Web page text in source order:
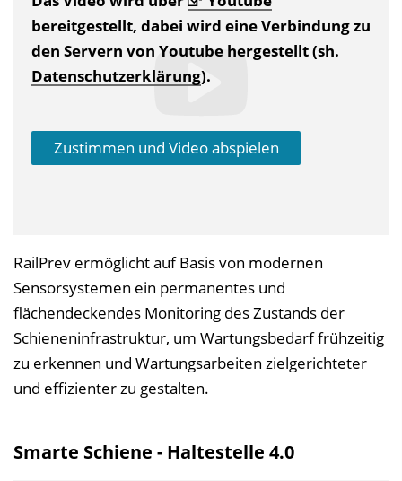
bereitgestellt, dabei wird eine Verbindung zu
den Servern von Youtube hergestellt (sh.
Datenschutzerklärung).
Zustimmen und Video abspielen
RailPrev ermöglicht auf Basis von modernen
Sensorsystemen ein permanentes und
flächendeckendes Monitoring des Zustands der
Schieneninfrastruktur, um Wartungsbedarf frühzeitig
zu erkennen und Wartungsarbeiten zielgerichteter
und effizienter zu gestalten.
Smarte Schiene - Haltestelle 4.0